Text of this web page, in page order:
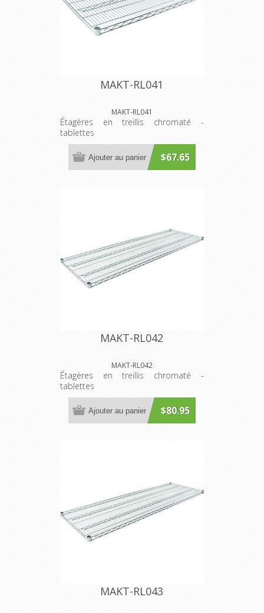
MAKT-RL041
MAKT-RL041
Étagères en treillis chromaté -
tablettes
$67.65
Ajouter au panier
MAKT-RL042
MAKT-RL042
Étagères en treillis chromaté -
tablettes
$80.95
Ajouter au panier
MAKT-RL043